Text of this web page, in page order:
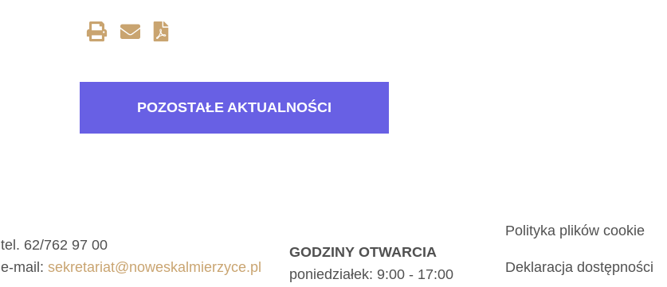
POZOSTAŁE AKTUALNOŚCI
tel. 62/762 97 00
e-mail: sekretariat@noweskalmierzyce.pl
GODZINY OTWARCIA
poniedziałek: 9:00 - 17:00
Polityka plików cookie
Deklaracja dostępności